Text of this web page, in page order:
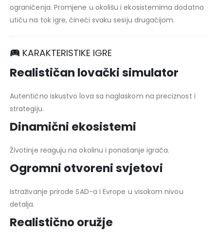
ograničenja. Promjene u okolišu i ekosistemima dodatno
utiču na tok igre, čineći svaku sesiju drugačijom.
KARAKTERISTIKE IGRE
Realističan lovački simulator
Autentično iskustvo lova sa naglaskom na preciznost i
strategiju.
Dinamični ekosistemi
Životinje reaguju na okolinu i ponašanje igrača.
Ogromni otvoreni svjetovi
Istraživanje prirode SAD-a i Evrope u visokom nivou
detalja.
Realistično oružje